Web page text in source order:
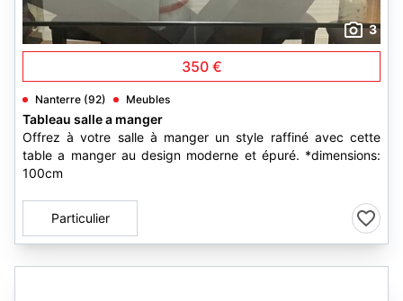
3
350 €
Nanterre (92) Meubles
Tableau salle a manger
Offrez à votre salle à manger un style raffiné avec cette
table a manger au design moderne et épuré. *dimensions:
100cm
Particulier